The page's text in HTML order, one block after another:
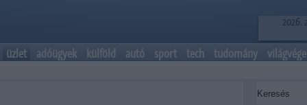
2026.
üzlet adóügyek külföld autó sport tech tudomány világvége